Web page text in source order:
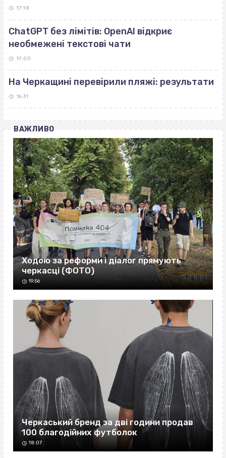
17:18
ChatGPT без лімітів: OpenAI відкриє
необмежені текстові чати
17:00
На Черкащині перевірили пляжі: результати
16:31
ВАЖЛИВО
Ходою за реформи і діалог прямують
черкасці (ФОТО)
19:56
Черкаський бренд за дві години продав
100 благодійних футболок
18:07